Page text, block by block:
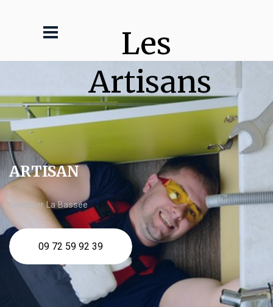
Les
Artisans
ARTISAN
plombier La Bassée
09 72 59 92 39